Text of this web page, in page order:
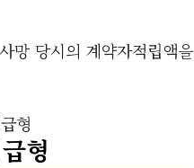
망 당시의 계약자적립액을
형
형